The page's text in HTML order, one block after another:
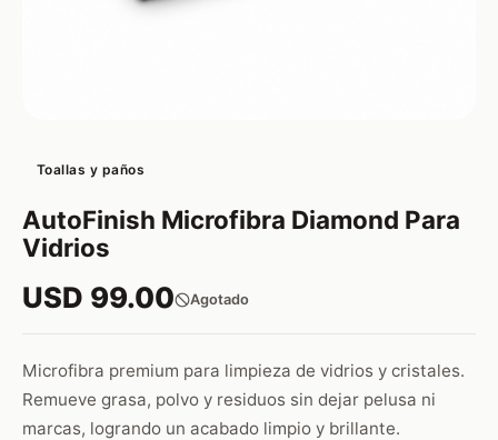
Toallas y paños
AutoFinish Microfibra Diamond Para
Vidrios
USD 99.00 Agotado
Microfibra premium para limpieza de vidrios y cristales.
Remueve grasa, polvo y residuos sin dejar pelusa ni
marcas, logrando un acabado limpio y brillante.